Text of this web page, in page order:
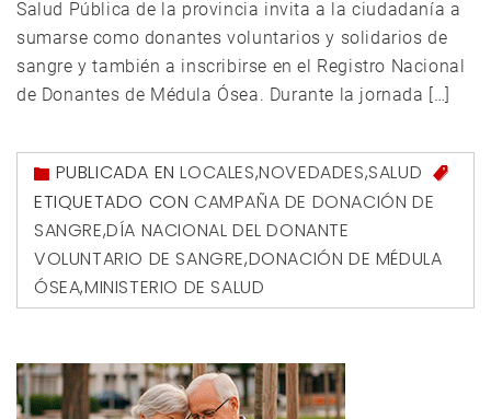
Salud Pública de la provincia invita a la ciudadanía a
sumarse como donantes voluntarios y solidarios de
sangre y también a inscribirse en el Registro Nacional
de Donantes de Médula Ósea. Durante la jornada […]
PUBLICADA ENLOCALES,NOVEDADES,SALUD
ETIQUETADO CON CAMPAÑA DE DONACIÓN DE
SANGRE,DÍA NACIONAL DEL DONANTE
VOLUNTARIO DE SANGRE,DONACIÓN DE MÉDULA
ÓSEA,MINISTERIO DE SALUD